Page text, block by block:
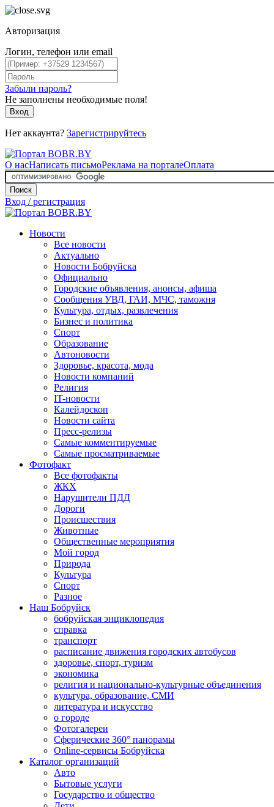
Авторизация
Логин, телефон или email
Забыли пароль?
Не заполнены необходимые поля!
Вход
Нет аккаунта? Зарегистрируйтесь
О насНаписать письмоРеклама на порталеОплата
Поиск
Вход / регистрация
Новости
Все новости
Актуально
Новости Бобруйска
Официально
Городские объявления, анонсы, афиша
Сообщения УВД, ГАИ, МЧС, таможня
Культура, отдых, развлечения
Бизнес и политика
Спорт
Образование
Автоновости
Здоровье, красота, мода
Новости компаний
Религия
IT-новости
Калейдоскоп
Новости сайта
Пресс-релизы
Самые комментируемые
Самые просматриваемые
Фотофакт
Все фотофакты
ЖКХ
Нарушители ПДД
Дороги
Происшествия
Животные
Общественные мероприятия
Мой город
Природа
Культура
Спорт
Разное
Наш Бобруйск
бобруйская энциклопедия
справка
транспорт
расписание движения городских автобусов
здоровье, спорт, туризм
экономика
религия и национально-культурные объединения
культура, образование, СМИ
литература и искусство
о городе
Фотогалереи
Сферические 360° панорамы
Online-сервисы Бобруйска
Каталог организаций
Авто
Бытовые услуги
Государство и общество